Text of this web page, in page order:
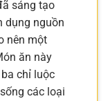
sáng tạo
dụng nguồn
nên một
ăn này
chỉ luộc
các loại